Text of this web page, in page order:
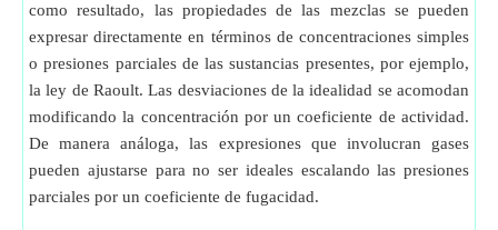
como resultado, las propiedades de las mezclas se pueden
expresar directamente en términos de concentraciones simples
o presiones parciales de las sustancias presentes, por ejemplo,
la ley de Raoult. Las desviaciones de la idealidad se acomodan
modificando la concentración por un coeficiente de actividad.
De manera análoga, las expresiones que involucran gases
pueden ajustarse para no ser ideales escalando las presiones
parciales por un coeficiente de fugacidad.